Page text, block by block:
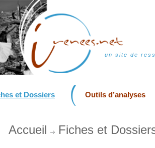
un site de
et Dossiers Outils d’analyses
Accueil Fiches et